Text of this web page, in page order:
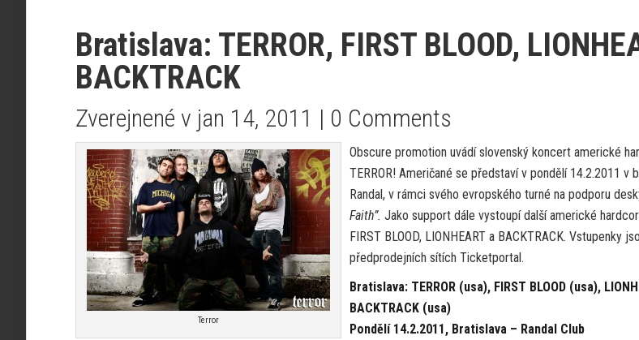
Bratislava: TERROR, FIRST BLOOD,
BACKTRACK
Zverejnené v jan 14, 2011 | 0 Comments
Terror
Obscure promotion uvádí slovenský koncert americké
TERROR! Američané se představí v pondělí 14.2.2011 v
Randal, v rámci svého evropského turné na podporu
Faith”. Jako support dále vystoupí další americké
FIRST BLOOD, LIONHEART a BACKTRACK. Vstupenky
předprodejních sítích Ticketportal.
Bratislava: TERROR (usa), FIRST BLOOD (usa),
BACKTRACK (usa)
Pondělí 14.2.2011, Bratislava – Randal Club